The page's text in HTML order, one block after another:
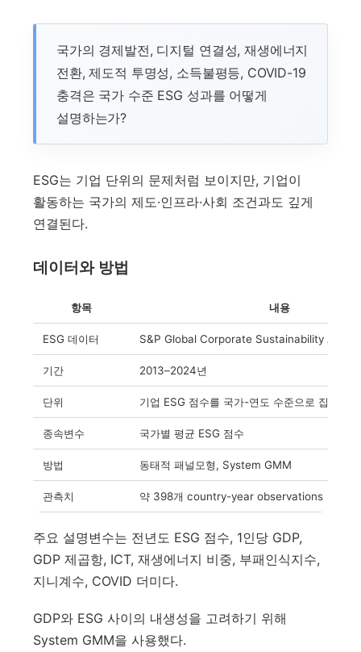
국가의 경제발전, 디지털 연결성, 재생에너지
전환, 제도적 투명성, 소득불평등, COVID-19
충격은 국가 수준 ESG 성과를 어떻게
설명하는가?
ESG는 기업 단위의 문제처럼 보이지만, 기업이
활동하는 국가의 제도·인프라·사회 조건과도 깊게
연결된다.
데이터와 방법
항목 내용
ESG 데이터 S&P Global Corporate Sustainability
기간 2013–2024년
단위 기업 ESG 점수를 국가-연도 수준으로 집계
종속변수 국가별 평균 ESG 점수
방법 동태적 패널모형, System GMM
관측치 약 398개 country-year observations
주요 설명변수는 전년도 ESG 점수, 1인당 GDP,
GDP 제곱항, ICT, 재생에너지 비중, 부패인식지수,
지니계수, COVID 더미다.
GDP와 ESG 사이의 내생성을 고려하기 위해
System GMM을 사용했다.